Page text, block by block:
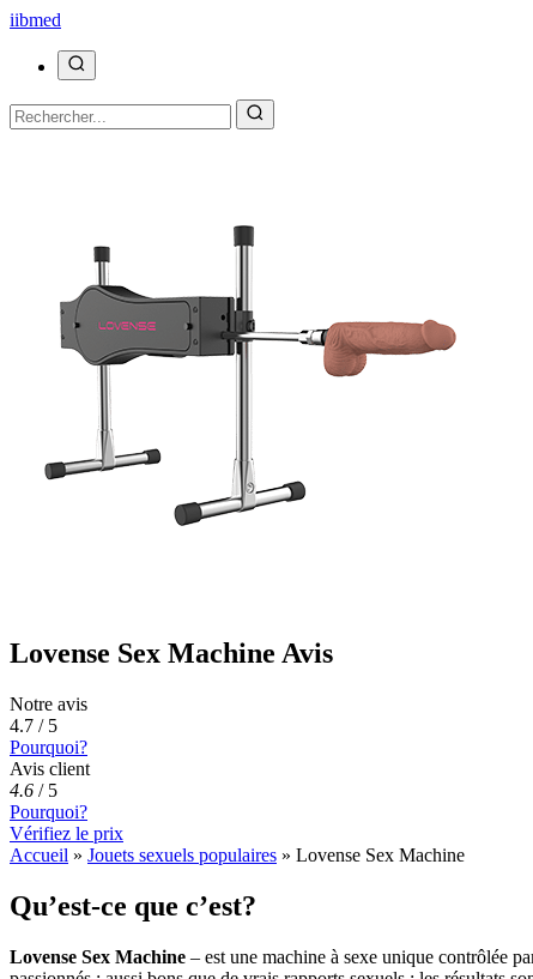
iibmed
Lovense Sex Machine Avis
Notre avis
4.7 / 5
Pourquoi?
Avis client
4.6 / 5
Pourquoi?
Vérifiez le prix
Accueil » Jouets sexuels populaires » Lovense Sex Machine
Qu’est-ce que c’est?
Lovense Sex Machine – est une machine à sexe unique contrôlée